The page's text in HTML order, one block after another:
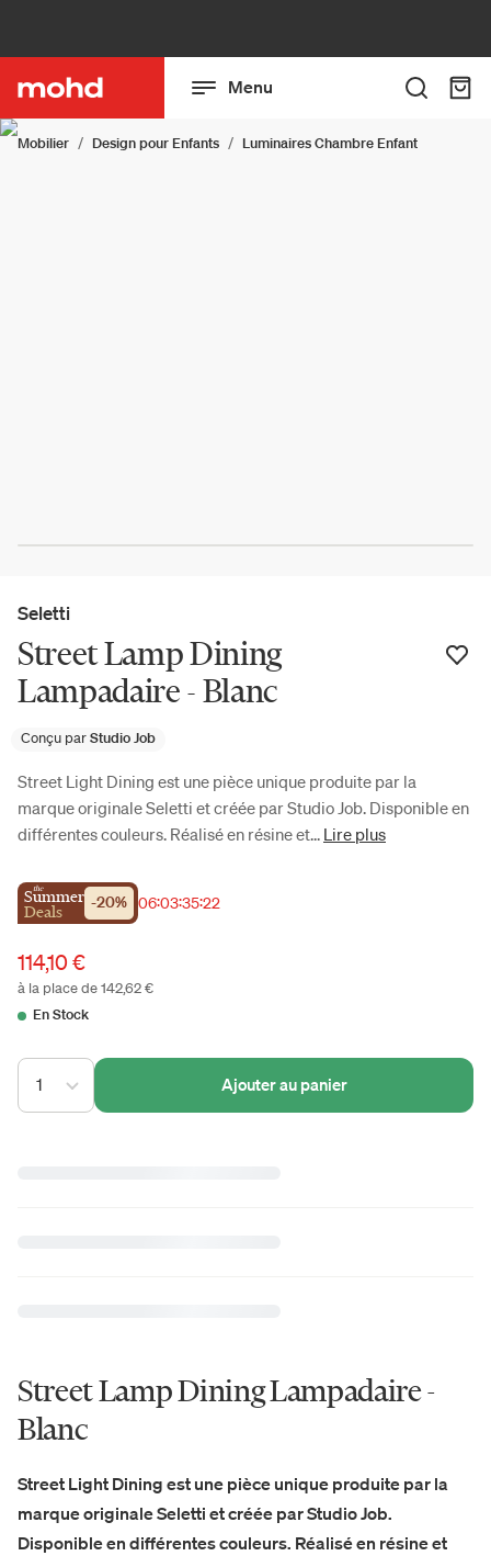
Menu
Mobilier Design pour Enfants Luminaires Chambre Enfant
Seletti
Street Lamp Dining
Lampadaire - Blanc
Conçu parStudio Job
Street Light Dining est une pièce unique produite par la
marque originale Seletti et créée par Studio Job. Disponible en
différentes couleurs. Réalisé en résine et... Lire plus
the
Summer
Deals -20% 06:03:35:22
114,10 €
à la place de 142,62 €
En Stock
1 Ajouter au panier
Street Lamp Dining Lampadaire -
Blanc
Street Light Dining est une pièce unique produite par la
marque originale Seletti et créée par Studio Job.
Disponible en différentes couleurs. Réalisé en résine et